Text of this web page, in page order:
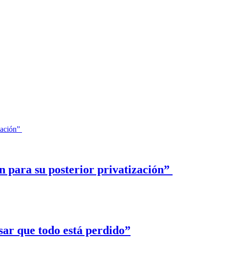
para su posterior privatización”
que todo está perdido”